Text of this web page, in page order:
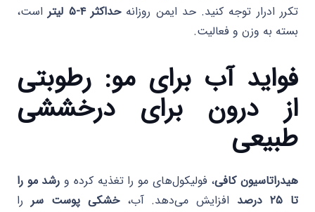
تکرر ادرار توجه کنید. حد ایمن روزانهحداکثر ۴-۵ لیتر
است،
بسته به وزن و فعالیت.
فواید آب برای مو: رطوبتی
از درون برای درخششی
طبیعی
هیدراتاسیون کافی، فولیکول‌های مو را تغذیه کرده و رشد مو را
تا ۲۵ درصد
افزایش می‌دهد. آب،خشکی پوست سر را